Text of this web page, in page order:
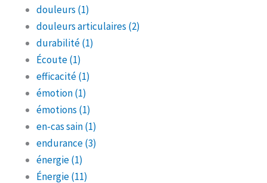
douleurs (1)
douleurs articulaires (2)
durabilité(1)
Écoute(1)
efficacité(1)
émotion(1)
émotions (1)
en-cas sain(1)
endurance(3)
énergie(1)
Énergie(11)